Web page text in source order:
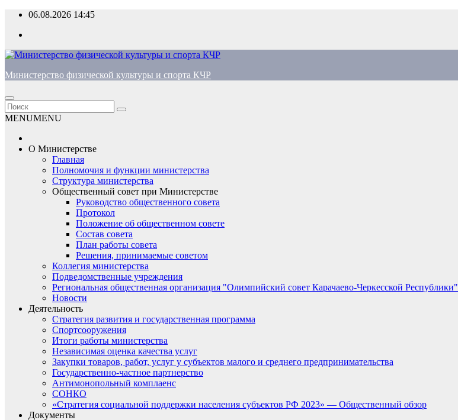
Перейти
содержимому
06.08.2026 14:45
Министерство физической культуры и спорта КЧР
MENUMENU
О Министерстве
Главная
Полномочия и функции министерства
Структура министерства
Общественный совет при Министерстве
Руководство общественного совета
Протокол
Положение об общественном совете
Состав совета
План работы совета
Решения, принимаемые советом
Коллегия министерства
Подведомственные учреждения
Региональная общественная организация "Олимпийский совет Карачаево-Черкесской Республики"
Новости
Деятельность
Стратегия развития и государственная программа
Спортсооружения
Итоги работы министерства
Независимая оценка качества услуг
Закупки товаров, работ, услуг у субъектов малого и среднего предпринимательства
Государственно-частное партнерство
Антимонопольный комплаенс
СОНКО
«Стратегия социальной поддержки населения субъектов РФ 2023» — Общественный обзор
Документы